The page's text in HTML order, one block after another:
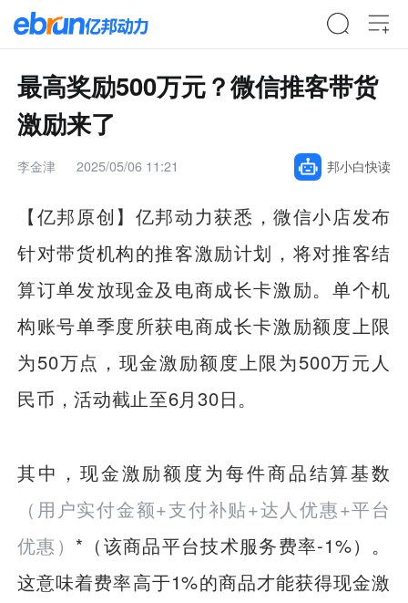
最高奖励500万元？微信推客带货
激励来了
李金津 2025/05/06 11:21 邦小白快读
【亿邦原创】 亿邦动力获悉，微信小店发布
针对带货机构的推客激励计划，将对推客结
算订单发放现金及电商成长卡激励。 单个机
构账号单季度所获电商成长卡激励额度上限
为50万点，现金激励额度上限为500万元人
民币，活动截止至6月30日。
其中，现金激励额度为每件商品结算基数
（用户实付金额+支付补贴+达人优惠+平台
优惠） *（该商品平台技术服务费率-1%）。
这意味着费率高于1%的商品才能获得现金激